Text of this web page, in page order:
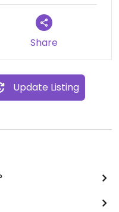
Share
Update Listing